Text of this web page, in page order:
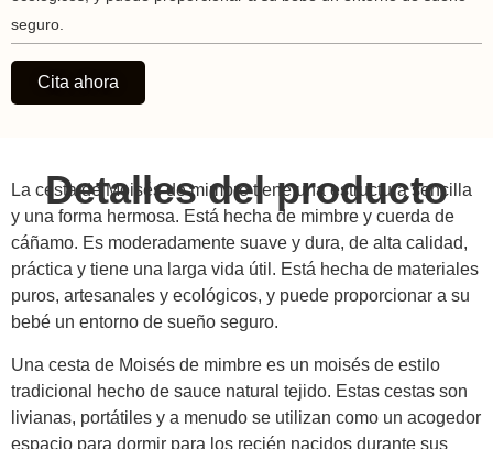
seguro.
Cita ahora
Detalles del producto
La cesta de Moisés de mimbre tiene una estructura sencilla
y una forma hermosa. Está hecha de mimbre y cuerda de
cáñamo. Es moderadamente suave y dura, de alta calidad,
práctica y tiene una larga vida útil. Está hecha de materiales
puros, artesanales y ecológicos, y puede proporcionar a su
bebé un entorno de sueño seguro.
Una cesta de Moisés de mimbre es un moisés de estilo
tradicional hecho de sauce natural tejido. Estas cestas son
livianas, portátiles y a menudo se utilizan como un acogedor
espacio para dormir para los recién nacidos durante sus